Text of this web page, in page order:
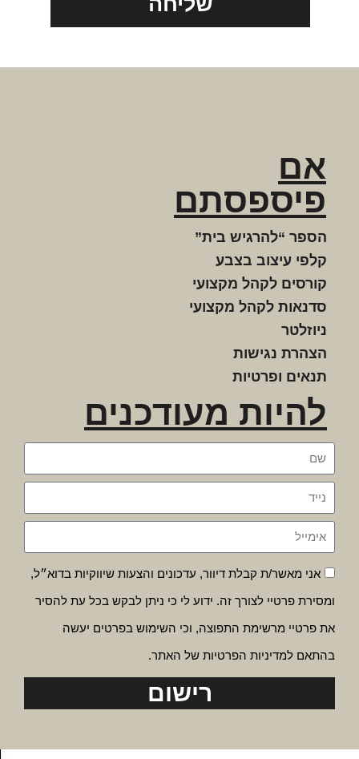
אם
פיספסתם
הספר “להרגיש בית”
קלפי עיצוב בצבע
קורסים לקהל מקצועי
סדנאות לקהל מקצועי
ניוזלטר
הצהרת נגישות
תנאים ופרטיות
להיות מעודכנים
אני מאשר/ת קבלת דיוור, עדכונים והצעות שיווקיות בדוא״ל,
ומסירת פרטיי לצורך זה. ידוע לי כי ניתן לבקש בכל עת להסיר
את פרטיי מרשימת התפוצה, וכי השימוש בפרטים יעשה
בהתאם למדיניות הפרטיות של האתר.
רישום